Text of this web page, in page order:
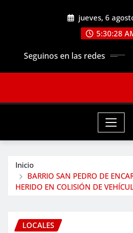
jueves, 6
5:30:30
Seguinos en las redes
Inicio
BARRIO SAN PEDRO DE
HERIDO EN COLISIÓN DE
LOCALES